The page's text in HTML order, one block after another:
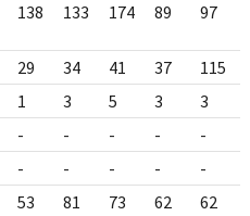
138 133 174 89 97
29 34 41 37 115
1 3 5 3 3
- - - - -
- - - - -
53 81 73 62 62